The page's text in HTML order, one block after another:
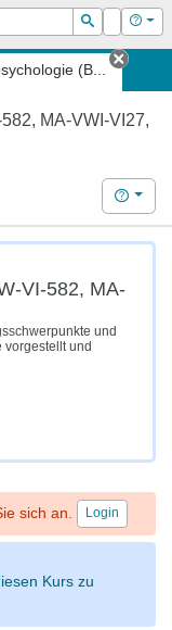
Suchen
Login Hilfe
(B...
Tab
MA-VWI-VI27,
Hilfe
VI-582, MA-
und
vorgestellt und
sich an. Login
Kurs zu